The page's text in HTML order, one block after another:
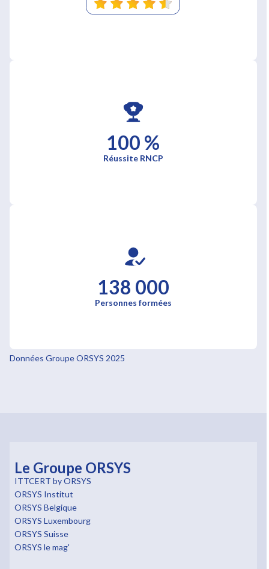
100 %
Réussite RNCP
138 000
Personnes formées
Données Groupe ORSYS 2025
Le Groupe ORSYS
ITTCERT by ORSYS
ORSYS Institut
ORSYS Belgique
ORSYS Luxembourg
ORSYS Suisse
ORSYS le mag'